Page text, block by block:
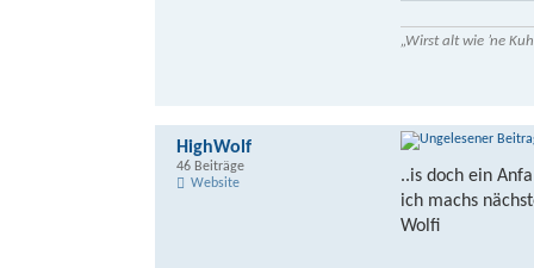
„Wirst alt wie ’ne
..is doch ein
ich machs
Wolfi
HighWolf
46 Beiträge
Website